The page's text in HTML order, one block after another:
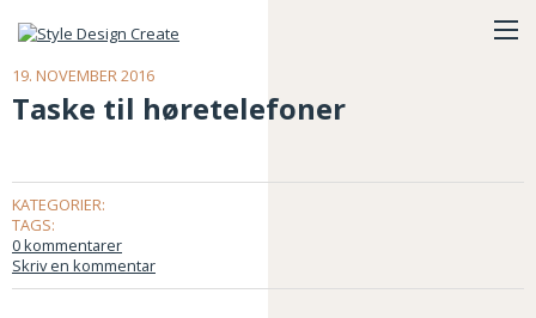
19. NOVEMBER 2016
Taske til høretelefoner
KATEGORIER:
TAGS:
0 kommentarer
Skriv en kommentar